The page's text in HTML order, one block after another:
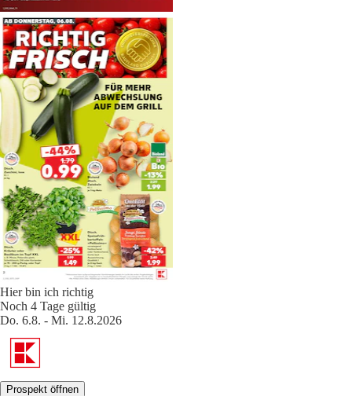
Hier bin ich richtig
Noch 4 Tage gültig
Do. 6.8. - Mi. 12.8.2026
Prospekt öffnen